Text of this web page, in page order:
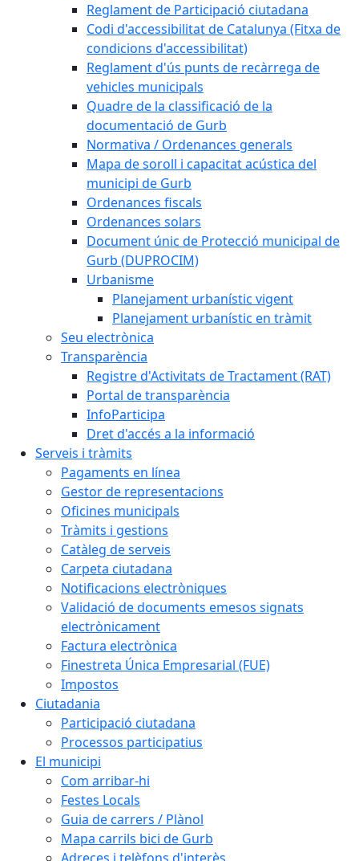
Reglament de Participació ciutadana
Codi d'accessibilitat de Catalunya (Fitxa de
condicions d'accessibilitat)
Reglament d'ús punts de recàrrega de
vehicles municipals
Quadre de la classificació de la
documentació de Gurb
Normativa / Ordenances generals
Mapa de soroll i capacitat acústica del
municipi de Gurb
Ordenances fiscals
Ordenances solars
Document únic de Protecció municipal de
Gurb (DUPROCIM)
Urbanisme
Planejament urbanístic vigent
Planejament urbanístic en tràmit
Seu electrònica
Transparència
Registre d'Activitats de Tractament (RAT)
Portal de transparència
InfoParticipa
Dret d'accés a la informació
Serveis i tràmits
Pagaments en línea
Gestor de representacions
Oficines municipals
Tràmits i gestions
Catàleg de serveis
Carpeta ciutadana
Notificacions electròniques
Validació de documents emesos signats
electrònicament
Factura electrònica
Finestreta Única Empresarial (FUE)
Impostos
Ciutadania
Participació ciutadana
Processos participatius
El municipi
Com arribar-hi
Festes Locals
Guia de carrers / Plànol
Mapa carrils bici de Gurb